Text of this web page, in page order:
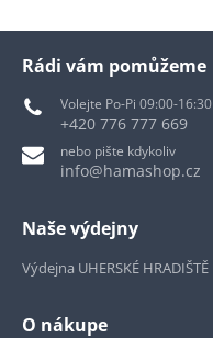
Rádi vám pomůžeme
Volejte Po-Pi 09:00-16:30
+420 776 777 669
nebo pište kdykoliv
info@hamashop.cz
Naše výdejny
Výdejna UHERSKÉ HRADIŠTĚ
O nákupe